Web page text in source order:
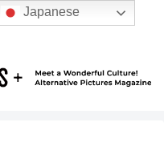
Japanese